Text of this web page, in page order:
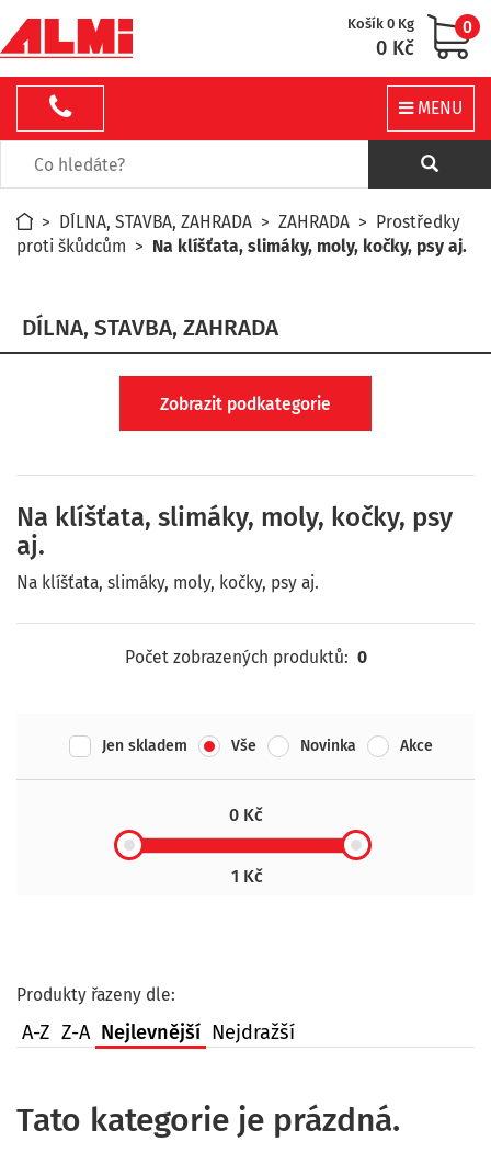
Košík 0 Kg
0 Kč
0
MENU
> DÍLNA, STAVBA, ZAHRADA > ZAHRADA > Prostředky
proti škůdcům > Na klíšťata, slimáky, moly, kočky, psy aj.
DÍLNA, STAVBA, ZAHRADA
Zobrazit podkategorie
Na klíšťata, slimáky, moly, kočky, psy
aj.
Na klíšťata, slimáky, moly, kočky, psy aj.
Počet zobrazených produktů: 0
Jen skladem Vše Novinka Akce
0 Kč
1 Kč
Produkty řazeny dle:
A-Z Z-A Nejlevnější Nejdražší
Tato kategorie je prázdná.